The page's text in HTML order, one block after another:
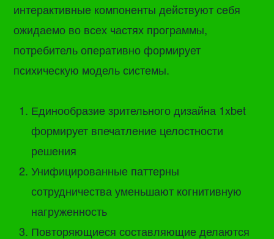
интерактивные компоненты действуют себя
ожидаемо во всех частях программы,
потребитель оперативно формирует
психическую модель системы.
Единообразие зрительного дизайна 1xbet
формирует впечатление целостности
решения
Унифицированные паттерны
сотрудничества уменьшают когнитивную
нагруженность
Повторяющиеся составляющие делаются